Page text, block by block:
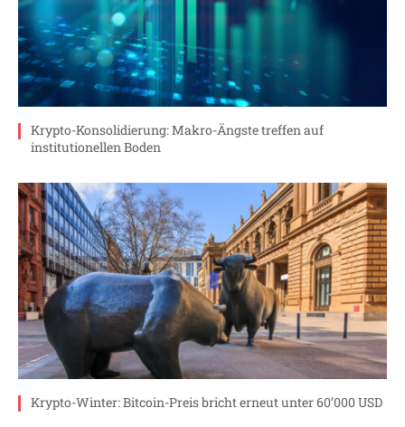
Krypto-Konsolidierung: Makro-Ängste treffen auf
institutionellen Boden
Krypto-Winter: Bitcoin-Preis bricht erneut unter 60’000 USD